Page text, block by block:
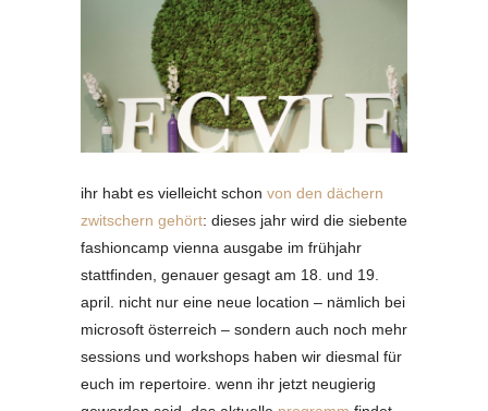
ihr habt es vielleicht schon von den dächern
zwitschern gehört: dieses jahr wird die siebente
fashioncamp vienna ausgabe im frühjahr
stattfinden, genauer gesagt am 18. und 19.
april. nicht nur eine neue location – nämlich bei
microsoft österreich – sondern auch noch mehr
sessions und workshops haben wir diesmal für
euch im repertoire. wenn ihr jetzt neugierig